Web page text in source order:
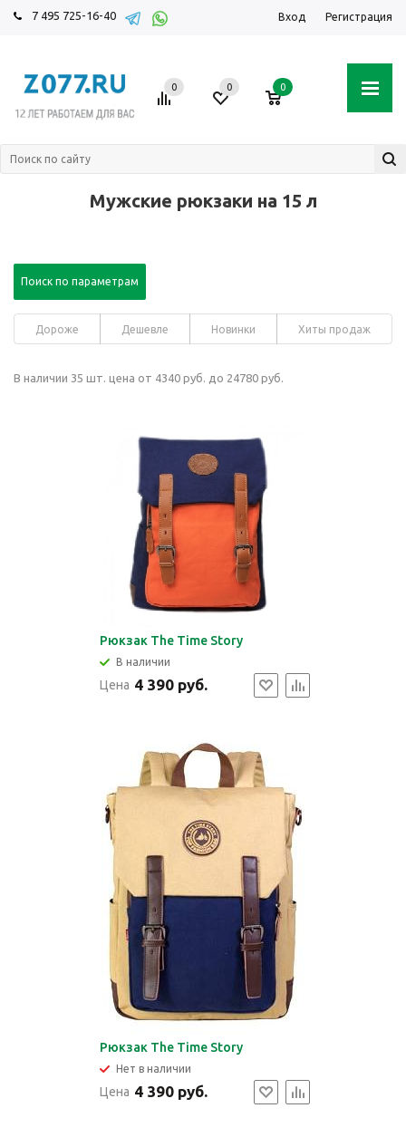
7 495 725-16-40 Вход Регистрация
0 0 0
Мужские рюкзаки на 15 л
Поиск по параметрам
Дороже Дешевле Новинки Хиты продаж
В наличии 35 шт. цена от 4340 руб. до 24780 руб.
Рюкзак The Time Story
В наличии
Цена 4 390 руб.
Рюкзак The Time Story
Нет в наличии
Цена 4 390 руб.